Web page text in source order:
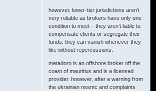
however, lower-tier jurisdictions aren’t
very reliable as brokers have only one
condition to meet – they aren’t liable to
compensate clients or segregate their
funds. they can vanish whenever they
like without repercussions.
metadoro is an offshore broker off the
coast of mauritius and is a licensed
provider. however, after a warning from
the ukrainian nssmc and complaints